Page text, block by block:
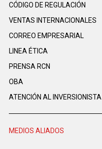
CÓDIGO DE REGULACIÓN
VENTAS INTERNACIONALES
CORREO EMPRESARIAL
LINEA ÉTICA
PRENSA RCN
OBA
ATENCIÓN AL INVERSIONISTA
MEDIOS ALIADOS